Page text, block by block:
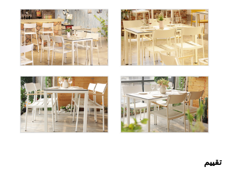
تقييم